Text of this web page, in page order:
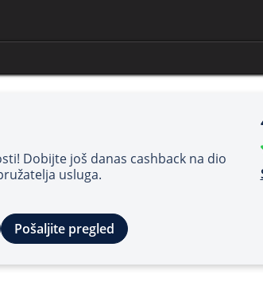
Dobijte još danas cashback na dio
usluga.
Pošaljite pregled